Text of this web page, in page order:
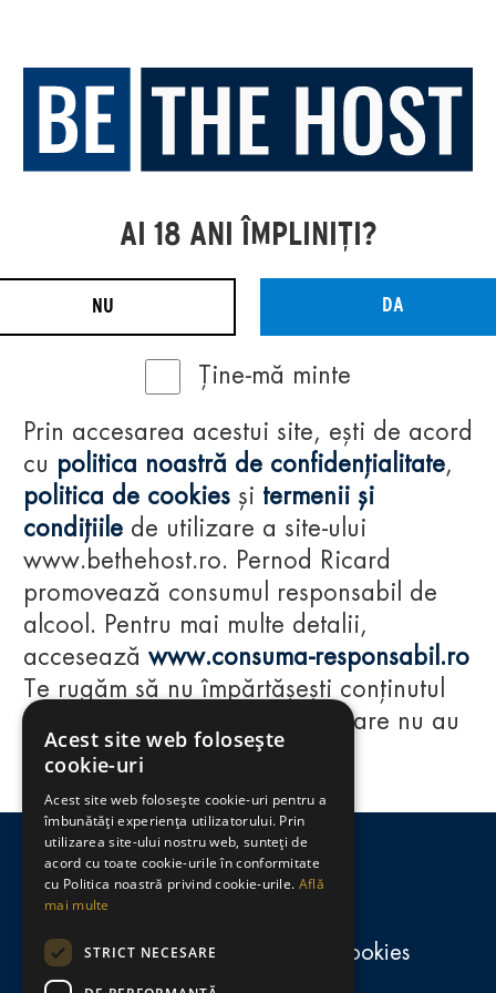
Regulamente
consumă-responsabil.ro
Politica de confidențialitate și cookies
AI 18 ANI ÎMPLINIȚI?
NU DA
Ține-mă minte
Prin accesarea acestui site, ești de acord
cu politica noastră de confidențialitate,
politica de cookies și termenii și
condițiile de utilizare a site-ului
www.bethehost.ro. Pernod Ricard
promovează consumul responsabil de
alcool. Pentru mai multe detalii,
accesează www.consuma-responsabil.ro
Te rugăm să nu împărtășești conținutul
acestui website cu persoane care nu au
împlinit vârsta de 18 ani.
Acest site web folosește
cookie-uri
Acest site web folosește cookie-uri pentru a
îmbunătăți experiența utilizatorului. Prin
utilizarea site-ului nostru web, sunteți de
acord cu toate cookie-urile în conformitate
cu Politica noastră privind cookie-urile. Află
mai multe
STRICT NECESARE